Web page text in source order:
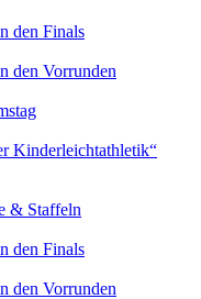
den Finals
den Vorrunden
Kinderleichtathletik“
& Staffeln
den Finals
den Vorrunden